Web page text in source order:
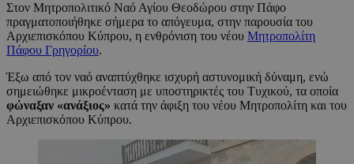
Στον Μητροπολιτικό Ναό Αγίου Θεοδώρου στην Πάφο
πραγματοποιήθηκε σήμερα το απόγευμα, στην παρουσία του
Αρχιεπισκόπου Κύπρου, η ενθρόνιση του νέου Μητροπολίτη
Πάφου Γρηγορίου.
Έξω από τον ναό αναπτύχθηκε ισχυρή αστυνομική δύναμη, ενώ
σημειώθηκε μικροένταση με υποστηρικτές του Τυχικού, τα οποία
φώναξαν «ανάξιος» κατά την άφιξη του νέου Μητροπολίτη και του
Αρχιεπισκόπου Κύπρου.